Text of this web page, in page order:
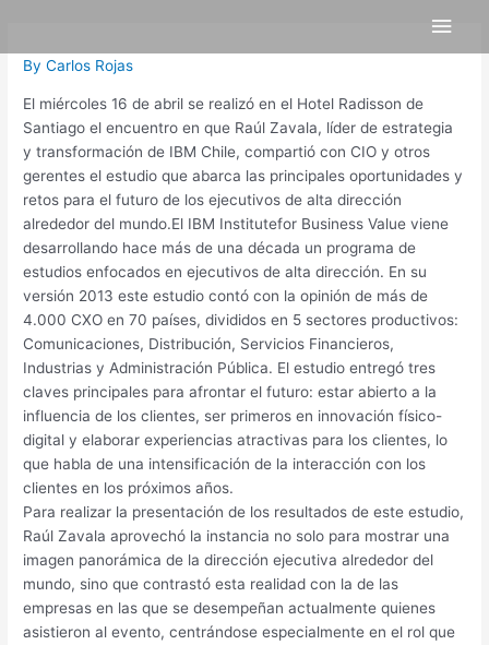
content
Main
ByCarlos Rojas
El miércoles 16 de abril se realizó en el Hotel Radisson de
Santiago el encuentro en que Raúl Zavala, líder de estrategia
y transformación de IBM Chile, compartió con CIO y otros
gerentes el estudio que abarca las principales oportunidades y
retos para el futuro de los ejecutivos de alta dirección
alrededor del mundo.El IBM Institutefor Business Value viene
desarrollando hace más de una década un programa de
estudios enfocados en ejecutivos de alta dirección. En su
versión 2013 este estudio contó con la opinión de más de
4.000 CXO en 70 países, divididos en 5 sectores productivos:
Comunicaciones, Distribución, Servicios Financieros,
Industrias y Administración Pública. El estudio entregó tres
claves principales para afrontar el futuro: estar abierto a la
influencia de los clientes, ser primeros en innovación físico-
digital y elaborar experiencias atractivas para los clientes, lo
que habla de una intensificación de la interacción con los
clientes en los próximos años.
Para realizar la presentación de los resultados de este estudio,
Raúl Zavala aprovechó la instancia no solo para mostrar una
imagen panorámica de la dirección ejecutiva alrededor del
mundo, sino que contrastó esta realidad con la de las
empresas en las que se desempeñan actualmente quienes
asistieron al evento, centrándose especialmente en el rol que